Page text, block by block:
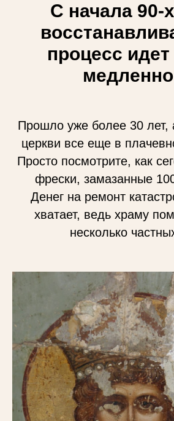
С начала 90-
процесс
Прошло уже более 30 лет,
церкви все еще в
Просто посмотрите, как
фрески, замазанные
Денег на ремонт
хватает, ведь храму
несколько